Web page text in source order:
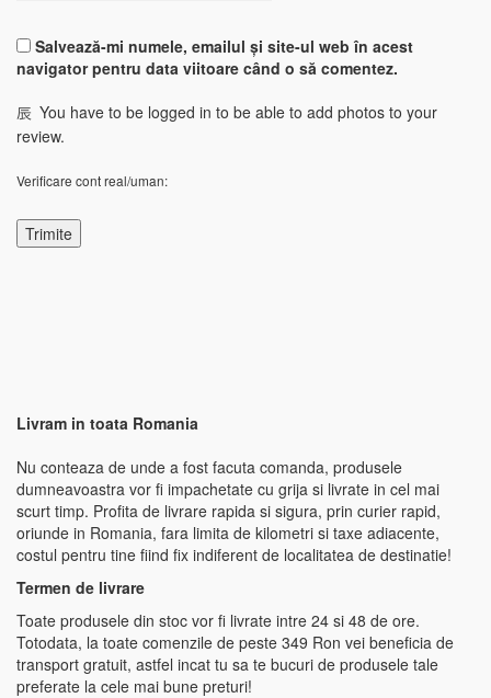
Salvează-mi numele, emailul și site-ul web în acest
navigator pentru data viitoare când o să comentez.
You have to be logged in to be able to add photos to your
review.
Verificare cont real/uman:
Livram in toata Romania
Nu conteaza de unde a fost facuta comanda, produsele
dumneavoastra vor fi impachetate cu grija si livrate in cel mai
scurt timp. Profita de livrare rapida si sigura, prin curier rapid,
oriunde in Romania, fara limita de kilometri si taxe adiacente,
costul pentru tine fiind fix indiferent de localitatea de destinatie!
Termen de livrare
Toate produsele din stoc vor fi livrate intre 24 si 48 de ore.
Totodata, la toate comenzile de peste 349 Ron vei beneficia de
transport gratuit, astfel incat tu sa te bucuri de produsele tale
preferate la cele mai bune preturi!